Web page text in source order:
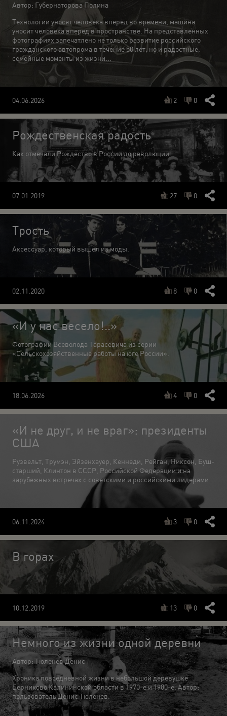
Автор: Губернаторова Полина
Технологии уносят человека вперед во времени, машина
уносит человека вперед в пространстве. На представленных
фотографиях запечатлено не только развитие российского
гражданского автопрома в течение 50 лет, но и радостные,
семейные моменты из жизни...
04.06.2026 2 0
Рождественская радость
Как отмечали Рождество в России до революции.
07.01.2019 27 0
Трость
Аксессуар, который вышел из моды.
02.11.2020 8 0
«И у нас весело!..»
Фотографии Всеволода Тарасевича из серии
«Сельскохозяйственные работы на юге России».
18.06.2026 4 0
«И не друг, и не враг»: президенты
США
Рузвельт, Трумэн, Эйзенхауер, Кеннеди, Рейган, Никсон, Буш-
старший, Клинтон в СССР, Российской Федерации и на
зарубежных встречах с советскими и российскими лидерами.
06.11.2024 3 0
В горах
10.12.2019 13 0
Немного из жизни одной деревни
Автор: Тюленев Денис
Хроника повседневной жизни в небольшой деревушке
Берниково Калининской области в 1970-е и 1980-е. Автор:
пользователь Денис Тюленев.